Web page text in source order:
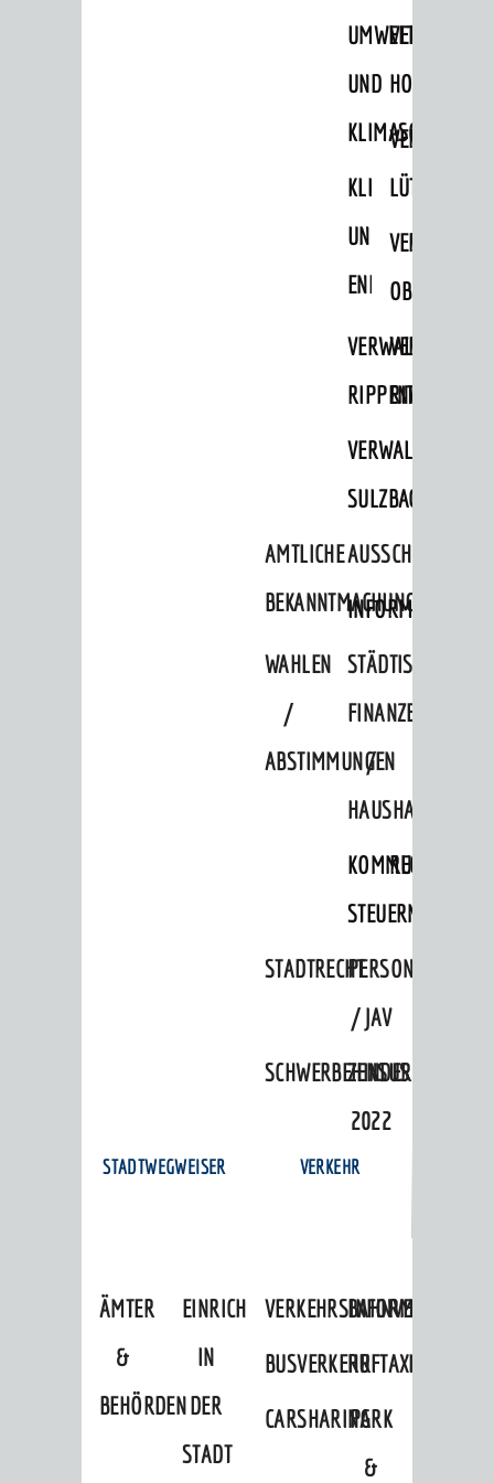
UMWELT-
UND
KLIMASCHUTZ
KLIMASCHUTZ
UND
RIPPENWEIER
SULZBACH
AMTLICHE
BEKANNTMACHUNGEN
WAHLEN
/
ABSTIMMUNGEN
STÄDTISCHE
FINANZEN
/
HAUSHALT
KOMMUNALE
STEUERN
STADTRECHTPERSONALRAT
/ JAV
ZENSUS
2022
STADTWEGWEISER
ÄMTER
&
BEHÖRDEN
EINRICHTUNGEN
IN
DER
STADT
VERKEHR
VERKEHRSINFORMATIONEN
BAHNVERKEHR
BUSVERKEHRRUFTAXI
CARSHARINGPARK
&
STADTPLAN / GEOPORTAL
© Stadt Weinheim 2026
Kontakt